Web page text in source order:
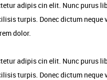
adipis cin elit. Nunc purus
turpis. Donec dictum neque
dolor.
adipis cin elit. Nunc purus
turpis. Donec dictum neque